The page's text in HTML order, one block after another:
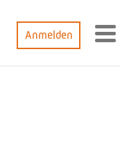
Anmelden